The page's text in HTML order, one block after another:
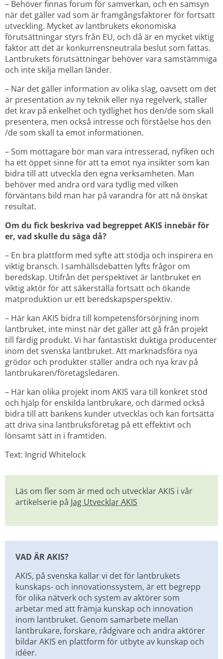
– Behöver finnas forum för samverkan, och en samsyn
när det gäller vad som är framgångsfaktorer för fortsatt
utveckling. Mycket av lantbrukets ekonomiska
förutsättningar styrs från EU, och då är en mycket viktig
faktor att det är konkurrensneutrala beslut som fattas.
Lantbrukets förutsättningar behöver vara samstämmiga
och inte skilja mellan länder.
– När det gäller information av olika slag, oavsett om det
är presentation av ny teknik eller nya regelverk, ställer
det krav på enkelhet och tydlighet hos den/de som skall
presentera, men också intresse och förståelse hos den
/de som skall ta emot informationen.
– Som mottagare bör man vara intresserad, nyfiken och
ha ett öppet sinne för att ta emot nya insikter som kan
bidra till att utveckla den egna verksamheten. Man
behöver med andra ord vara tydlig med vilken
förväntans bild man har på varandra för att nå önskat
resultat.
Om du fick beskriva vad begreppet AKIS innebär för
er, vad skulle du säga då?
– En bra plattform med syfte att stödja och inspirera en
viktig bransch. I samhällsdebatten lyfts frågor om
beredskap. Utifrån det perspektivet är lantbruket en
viktig aktör för att säkerställa fortsatt och ökande
matproduktion ur ett beredskapsperspektiv.
– Här kan AKIS bidra till kompetensförsörjning inom
lantbruket, inte minst när det gäller att gå från projekt
till färdig produkt. Vi har fantastiskt duktiga producenter
inom det svenska lantbruket. Att marknadsföra nya
grödor och produkter ställer andra och nya krav på
lantbrukaren/företagsledaren.
– Här kan olika projekt inom AKIS vara till konkret stöd
och hjälp för enskilda lantbrukare, och därmed också
bidra till att bankens kunder utvecklas och kan fortsätta
att driva sina lantbruksföretag på ett effektivt och
lönsamt sätt in i framtiden.
Text: Ingrid Whitelock
Läs om fler som är med och utvecklar AKIS i vår
artikelserie på Jag Utvecklar AKIS
VAD ÄR AKIS?
AKIS, på svenska kallar vi det för lantbrukets
kunskaps- och innovationssystem, är ett begrepp
för olika nätverk och system av aktörer som
arbetar med att främja kunskap och innovation
inom lantbruket. Genom samarbete mellan
lantbrukare, forskare, rådgivare och andra aktörer
bildar AKIS en plattform för utbyte av kunskap och
idéer.